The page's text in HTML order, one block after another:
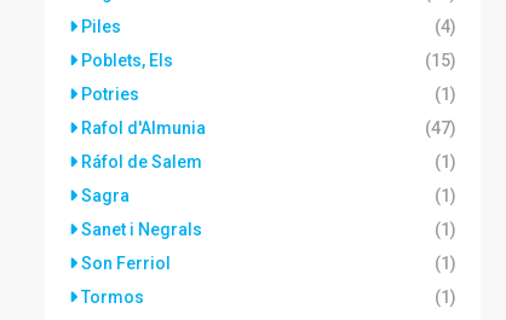
Piles
(4)
Poblets, Els
(15)
Potries
(1)
Rafol d'Almunia
(47)
Ráfol de Salem
(1)
Sagra
(1)
Sanet i Negrals
(1)
Son Ferriol
(1)
Tormos
(1)